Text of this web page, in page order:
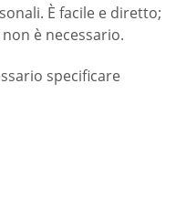
È facile e diretto;
è necessario.
specificare